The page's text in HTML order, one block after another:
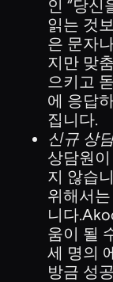
인 “당신
읽는 것
은 문자
지만 맞
으키고
에 응답
집니다.
신규 상
상담원
지 않습
위해서
니다
움이 될
세 명의
방금 성